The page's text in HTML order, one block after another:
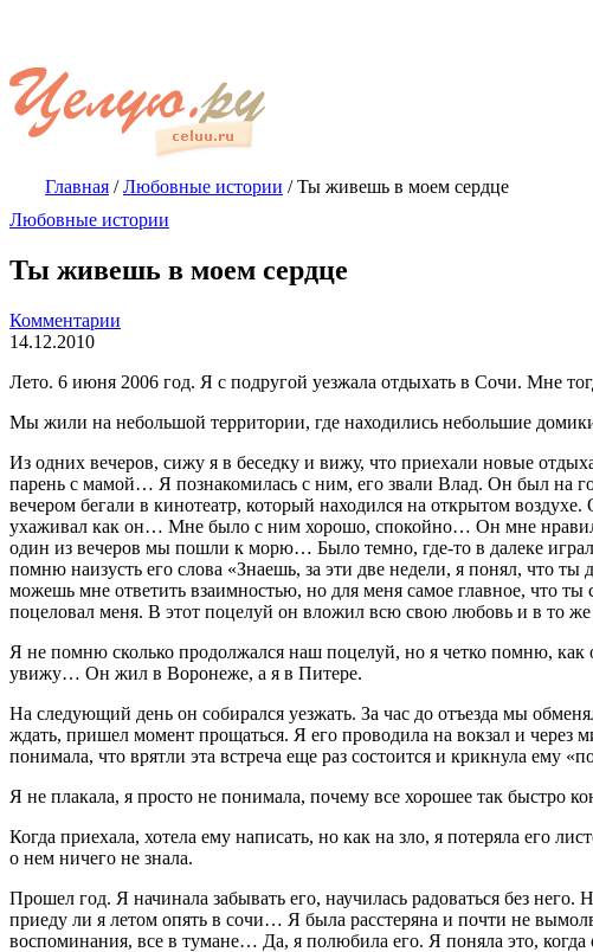
Главная /Любовные истории /Ты живешь в моем сердце
Любовные истории
Ты живешь в моем сердце
Комментарии
14.12.2010
Лето. 6 июня 2006 год. Я с подругой уезжала отдыхать в Сочи. Мне
Мы жили на небольшой территории, где находились небольшие
Из одних вечеров, сижу я в беседку и вижу, что приехали новые
парень с мамой… Я познакомилась с ним, его звали Влад. Он был на
вечером бегали в кинотеатр, который находился на открытом
ухаживал как он… Мне было с ним хорошо, спокойно… Он мне
один из вечеров мы пошли к морю… Было темно, где-то в далеке
помню наизусть его слова «Знаешь, за эти две недели, я понял, что
можешь мне ответить взаимностью, но для меня самое главное, что ты
поцеловал меня. В этот поцелуй он вложил всю свою любовь и в то же
Я не помню сколько продолжался наш поцелуй, но я четко помню, как
увижу… Он жил в Воронеже, а я в Питере.
На следующий день он собирался уезжать. За час до отъезда мы
ждать, пришел момент прощаться. Я его проводила на вокзал и
понимала, что врятли эта встреча еще раз состоится и крикнула
Я не плакала, я просто не понимала, почему все хорошее так быстро
Когда приехала, хотела ему написать, но как на зло, я потеряла его
о нем ничего не знала.
Прошел год. Я начинала забывать его, научилась радоваться без
приеду ли я летом опять в сочи… Я была расстеряна и почти не
воспоминания, все в тумане… Да, я полюбила его. Я поняла это, когда